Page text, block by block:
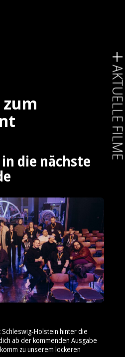
die nächste
hinter die
ab der kommenden Ausgabe
zu unserem lockeren